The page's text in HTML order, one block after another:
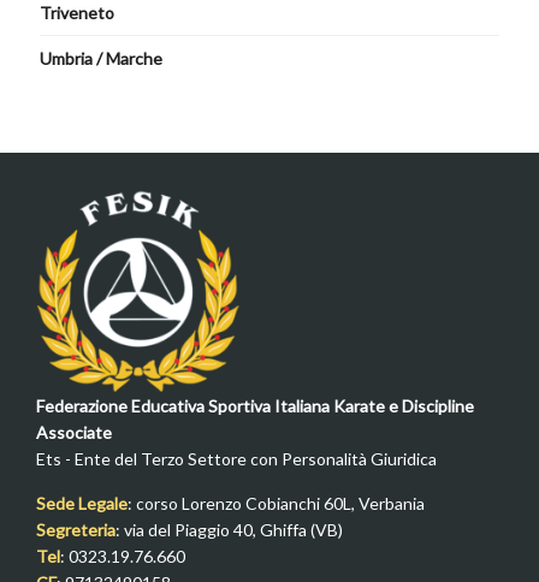
Triveneto
Umbria / Marche
Federazione Educativa Sportiva Italiana Karate e Discipline
Associate
Ets - Ente del Terzo Settore con Personalità Giuridica
Sede Legale: corso Lorenzo Cobianchi 60L, Verbania
Segreteria: via del Piaggio 40, Ghiffa (VB)
Tel: 0323.19.76.660